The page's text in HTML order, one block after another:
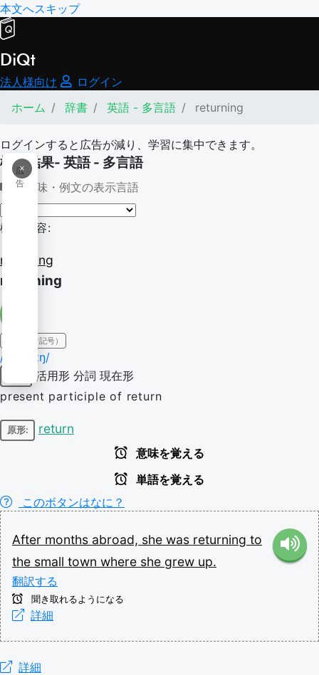
本文へスキップ
DiQt
法人様向け
ログイン
ホーム
辞書 英語 - 多言語 returning
ログインすると広告が減り、学習に集中できます。
×
広
告
検索結果- 英語 - 多言語
意味・例文の表示言語
検索内容:
returning
returning
IPA（発音記号）
/ɹɪˈtɜːnɪŋ/
活用形 分詞 現在形
present participle of return
原形: return
意味を覚える
単語を覚える
このボタンはなに？
After months abroad, she was returning to
the small town where she grew up.
翻訳する
聞き取れるようになる
詳細
詳細